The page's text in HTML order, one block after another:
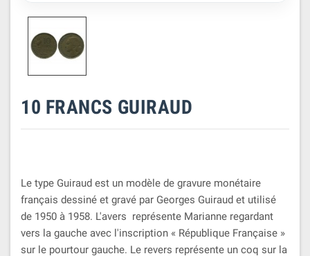
10 FRANCS GUIRAUD
Le type Guiraud est un modèle de gravure monétaire
français dessiné et gravé par Georges Guiraud et utilisé
de 1950 à 1958. L'avers représente Marianne regardant
vers la gauche avec l'inscription « République Française »
sur le pourtour gauche. Le revers représente un coq sur la